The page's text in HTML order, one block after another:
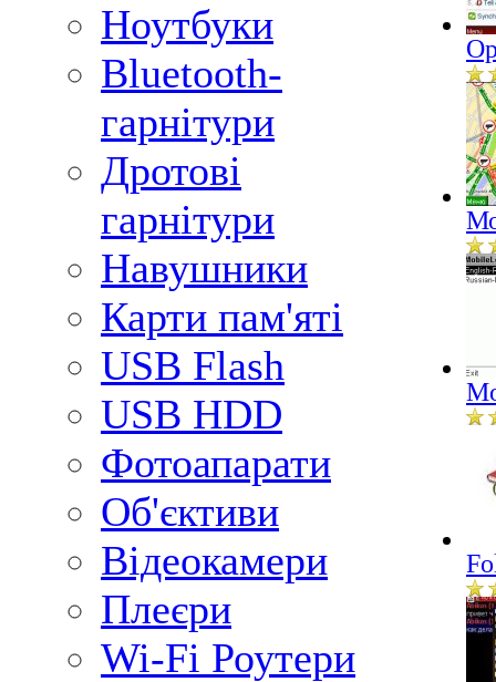
Ноутбуки
Bluetooth-
гарнітури
Дротові
гарнітури
Навушники
Карти пам'яті
USB Flash
USB HDD
Фотоапарати
Об'єктиви
Відеокамери
Плеєри
Wi-Fi Роутери